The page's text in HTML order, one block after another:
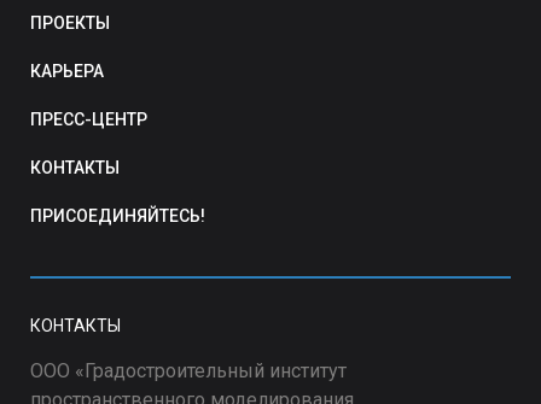
ПРОЕКТЫ
КАРЬЕРА
ПРЕСС-ЦЕНТР
КОНТАКТЫ
ПРИСОЕДИНЯЙТЕСЬ!
КОНТАКТЫ
ООО «Градостроительный институт